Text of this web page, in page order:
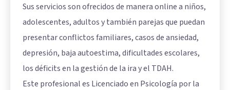
Sus servicios son ofrecidos de manera online a niños,
adolescentes, adultos y también parejas que puedan
presentar conflictos familiares, casos de ansiedad,
depresión, baja autoestima, dificultades escolares,
los déficits en la gestión de la ira y el TDAH.
Este profesional es Licenciado en Psicología por la